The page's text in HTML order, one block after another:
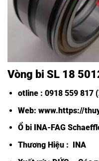
Vòng bi SL 18
otline : 0918 559 817
Web: www.https://
Ổ bi INA-FAG
Thương Hiệu : INA